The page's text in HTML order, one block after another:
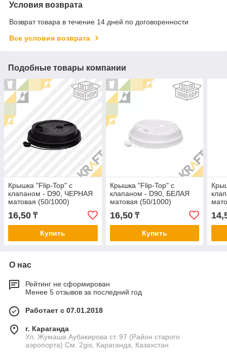
Условия возврата
Возврат товара в течение 14 дней по договоренности
Все условия возврата
Подобные товары компании
Крышка "Flip-Top" с
клапаном - D90, ЧЕРНАЯ
матовая (50/1000)
16,50 ₸
Купить
Крышка "Flip-Top" с
клапаном - D90, БЕЛАЯ
матовая (50/1000)
16,50₸
Купить
О нас
Рейтинг не сформирован
Менее 5 отзывов за последний год
Работает с 07.01.2018
г. Караганда
Ул. Жумаша Аубакирова ст. 97 (Район старого
аэропорта) См. 2gis, Караганда, Казахстан